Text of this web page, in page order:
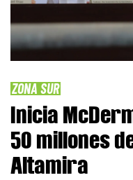
ZONA SUR
Inicia
50 millones
Altamira